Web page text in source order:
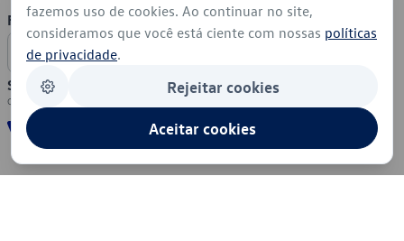
Formas de Pagamento
Segurança
fazemos uso de cookies. Ao continuar no site,
consideramos que você está ciente com nossas políticas
de privacidade.
Rejeitar cookies
Aceitar cookies